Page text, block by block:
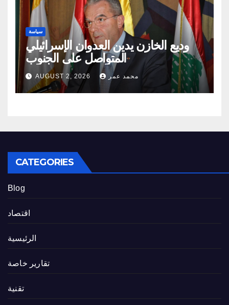
سياسة
وديع الخازن يدين العدوان الإسرائيلي
المتواصل على الجنوب
AUGUST 2, 2026 محمد عمر
CATEGORIES
Blog
اقتصاد
الرئيسية
تقارير خاصة
تقنية